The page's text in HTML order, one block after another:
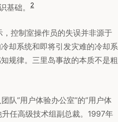
础。
2
控制室操作员的失误并非源于
却系统和即将引发灾难的冷却系
规律。三里岛事故的本质不是粗
队”用户体验办公室”的”用户体
任高级技术组副总裁。1997年